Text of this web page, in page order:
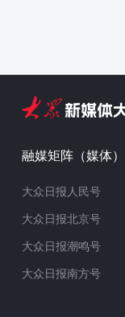
融媒矩阵（媒体）
大众日报人民号
大众日报北京号
大众日报潮鸣号
大众日报南方号